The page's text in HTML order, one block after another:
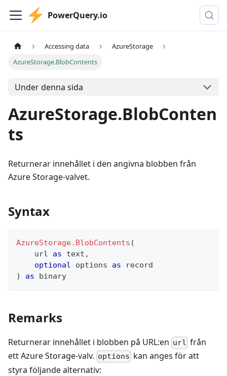
PowerQuery.io
Accessing data
AzureStorage
AzureStorage.BlobContents
Under denna sida
AzureStorage.BlobConten
ts
Returnerar innehållet i den angivna blobben från
Azure Storage-valvet.
Syntax
AzureStorage.BlobContents (
    url
as text ,
optional options as
record
)
as binary
Remarks
Returnerar innehållet i blobben på URL:en url från
ett Azure Storage-valv. options kan anges för att
styra följande alternativ: